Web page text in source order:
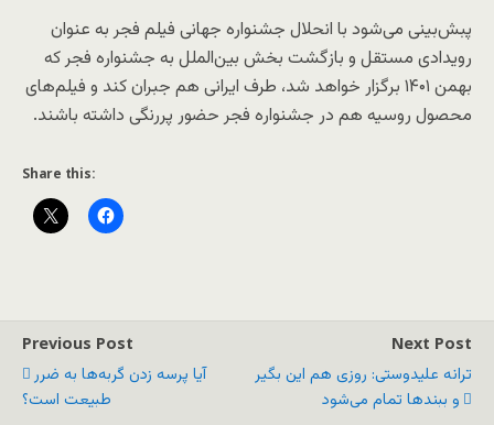
پبش‌بینی می‌شود با انحلال جشنواره جهانی فیلم فجر به عنوان
رویدادی مستقل و بازگشت بخش بین‌الملل به جشنواره فجر که
بهمن ۱۴۰۱ برگزار خواهد شد، طرف ایرانی هم جبران کند و فیلم‌های
محصول روسیه هم در جشنواره فجر حضور پررنگی داشته باشند.
Share this:
Previous Post
آیا پرسه زدن گربه‌ها به ضرر
طبیعت است؟
Next Post
ترانه علیدوستی: روزی هم این بگیر
و ببندها تمام می‌شود